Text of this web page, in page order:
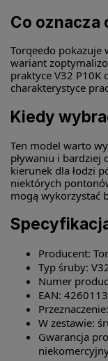
Co oznacza
Torqeedo pokazuje
wariant
praktyce V32 P10K
charakterystyce
Kiedy
Ten model warto
pływaniu i bardziej
kierunek dla łodzi
niektórych
mogą wykorzystać
Producent:
Typ śruby:
Numer
EAN:
W zestawie:
Gwarancja